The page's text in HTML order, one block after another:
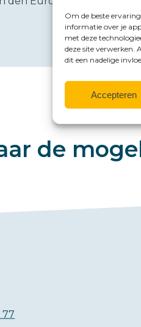
Om de beste
informatie over je
met deze
deze site verwerken.
dit een nadelige
Accepteren
de
77